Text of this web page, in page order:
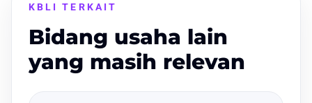
KBLI TERKAIT
Bidang usaha lain
yang masih relevan